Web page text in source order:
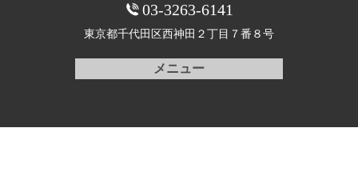
03-3263-6141
東京都千代田区西神田 ２丁目７番８号
メニュー